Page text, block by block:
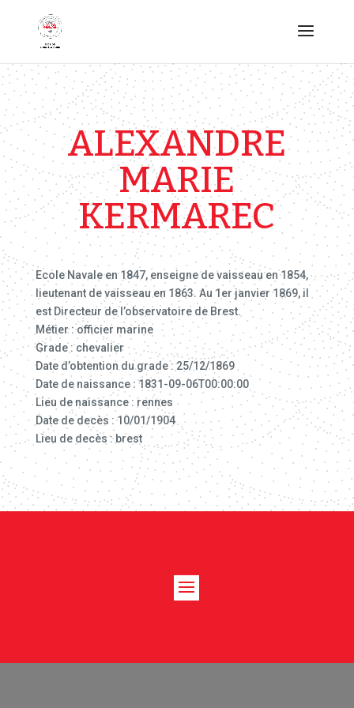
ALEXANDRE
MARIE
KERMAREC
Ecole Navale en 1847, enseigne de vaisseau en 1854,
lieutenant de vaisseau en 1863. Au 1er janvier 1869, il
est Directeur de l’observatoire de Brest.
Métier : officier marine
Grade : chevalier
Date d’obtention du grade : 25/12/1869
Date de naissance : 1831-09-06T00:00:00
Lieu de naissance : rennes
Date de decès : 10/01/1904
Lieu de decès : brest